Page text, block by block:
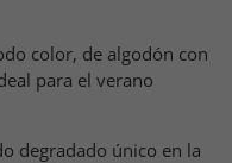
color, de algodón con
para el verano
degradado único en la